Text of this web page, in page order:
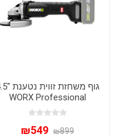
גוף משחזת
WORX Professional
20V BRUSHLESS
– מנוע ללא פחמים
₪899
₪549